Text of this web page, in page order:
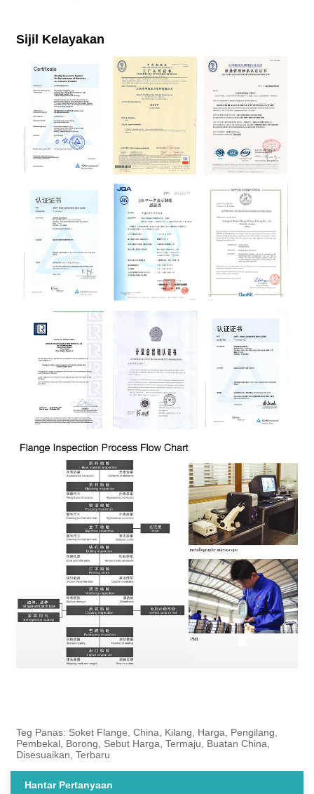
Sijil Kelayakan
Teg Panas: Soket Flange, China, Kilang, Harga, Pengilang,
Pembekal, Borong, Sebut Harga, Termaju, Buatan China,
Disesuaikan, Terbaru
Hantar Pertanyaan